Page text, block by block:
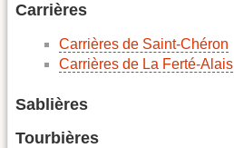
Carrières
Carrières de Saint-Chéron
Carrières de La Ferté-Alais
Sablières
Tourbières